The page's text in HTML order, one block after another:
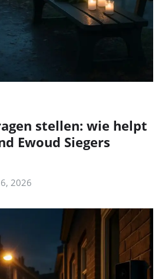
stellen: wie helpt
Ewoud Siegers
2026